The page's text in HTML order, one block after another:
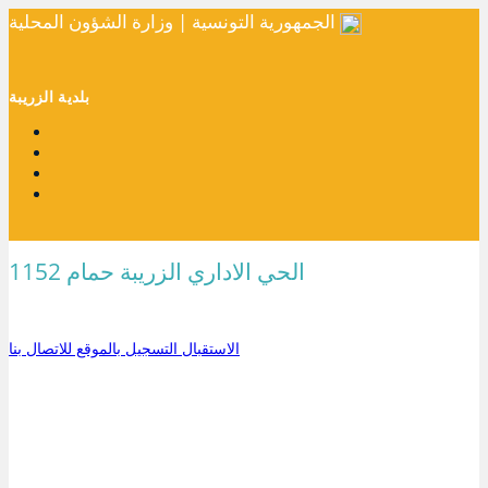
الجمهورية التونسية | وزارة الشؤون المحلية
بلدية الزريبة
الحي الاداري الزريبة حمام 1152
الاستقبال التسجيل بالموقع للاتصال بنا